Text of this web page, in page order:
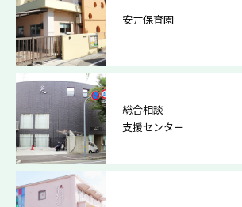
安井保育園
総合相談
支援センター